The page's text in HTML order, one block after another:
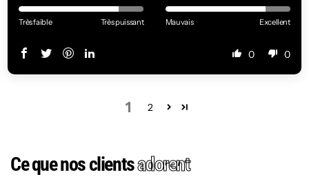
Très faible Très puissant Mauvais Excellent
0 0
1 2
Ce que nos clientsadorent